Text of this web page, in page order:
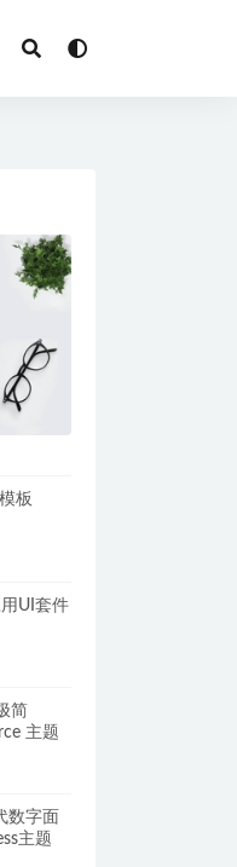
板
UI套件
简
主题
数字面
主题